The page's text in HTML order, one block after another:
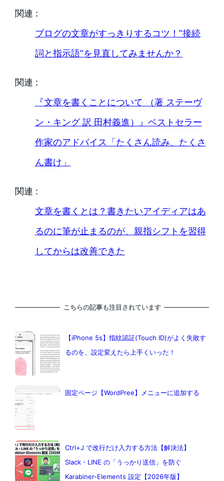
関連 :
ブログの文章がすっきりするコツ！”接続
詞と指示語”を見直してみませんか？
関連 :
『文章を書くことについて （著 ステーヴ
ン・キング 訳 田村義進）』ベストセラー
作家のアドバイス「たくさん読み、たくさ
ん書け」
関連 :
文章を書くとは？書きたいアイディアはあ
るのに筆が止まるのが、親指シフトを習得
してからは改善できた
こちらの記事も注目されています
【iPhone 5s】指紋認証(Touch ID)がよく失敗す
るのを、設定変えたら上手くいった！
固定ページ【WordPree】メニューに追加する
Ctrl+J で改行だけ入力する方法【解決法】
Slack・LINE の「うっかり送信」を防ぐ
Karabiner-Elements 設定【2026年版】